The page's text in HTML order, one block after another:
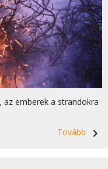
emberek a strandokra
Tovább
navigate_next